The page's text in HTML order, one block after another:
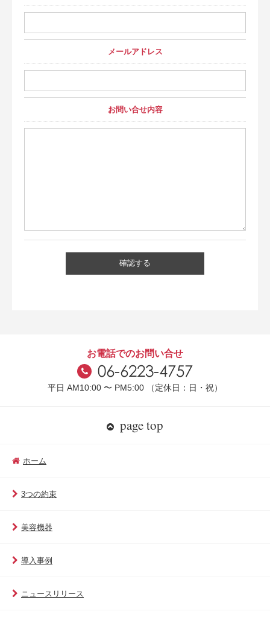
メールアドレス
お問い合せ内容
お電話でのお問い合せ
平日 AM10:00 〜 PM5:00 （定休日：日・祝）
page top
ホーム
3つの約束
美容機器
導入事例
ニュースリリース